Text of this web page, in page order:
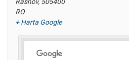
Rasnov, 505400
RO
+ Harta Google